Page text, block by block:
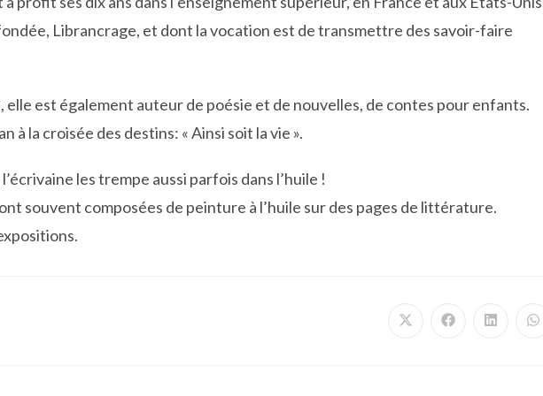
fondée, Librancrage, et dont la vocation est de transmettre des savoir-faire
est également auteur de poésie et de nouvelles, de contes pour enfants.
à la croisée des destins: « Ainsi soit la vie ».
les trempe aussi parfois dans l’huile !
souvent composées de peinture à l’huile sur des pages de littérature.
Ouvrir
Ouvrir
Ouvrir